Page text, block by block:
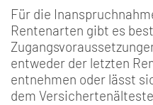
Für die
Rentenarten gibt es
entweder der letzten
entnehmen oder lässt
dem